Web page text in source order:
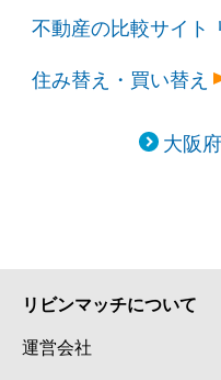
不動産の比較サイト
住み替え・買い替え
大阪
リビンマッチについて
運営会社